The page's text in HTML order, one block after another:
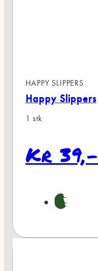
HAPPY SLIPPERS
Happy Slippers
1 stk
Kr 39,-